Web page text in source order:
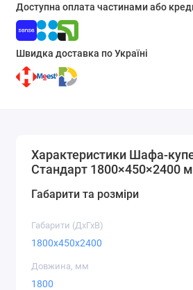
Доступна оплата частинами або
Швидка доставка по Україні
Характеристики Шафа-
Стандарт 1800×450×2400
Габарити та розміри
Габарити (ДхГхВ)
1800x450x2400
Довжина, мм
1800